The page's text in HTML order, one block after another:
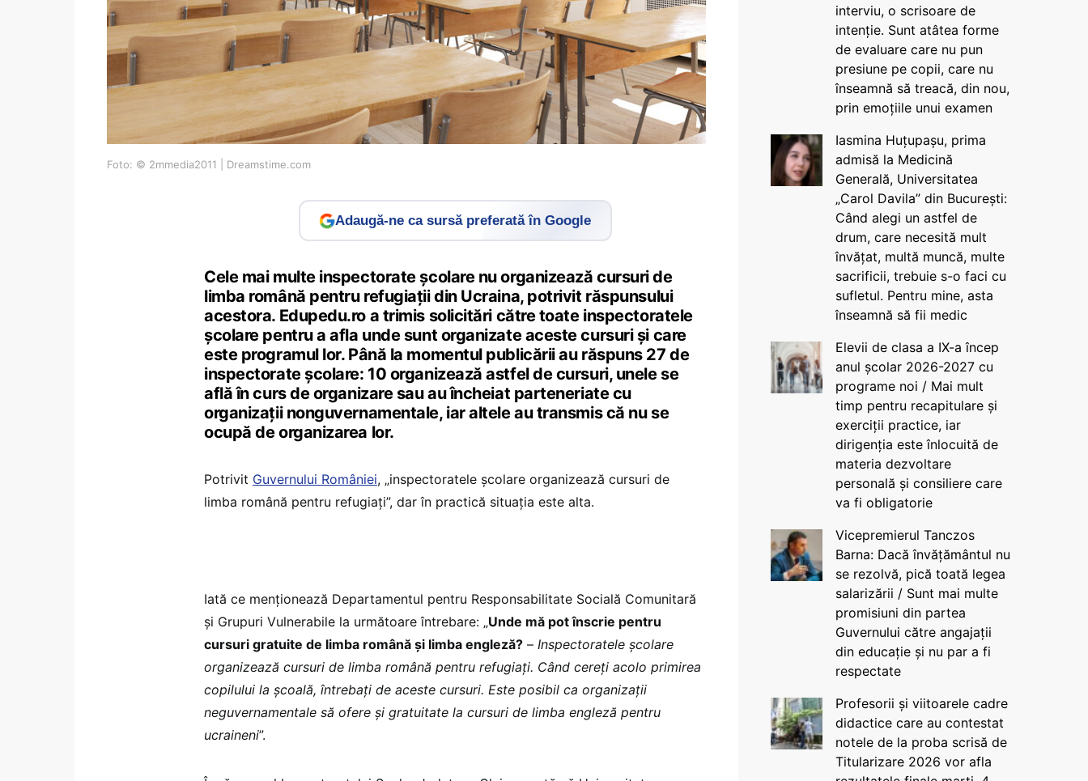
Foto: © 2mmedia2011 | Dreamstime.com
Adaugă-ne ca sursă preferată în Google
Cele mai multe inspectorate școlare nu organizează cursuri de
limba română pentru refugiații din Ucraina, potrivit răspunsului
acestora. Edupedu.ro a trimis solicitări către toate inspectoratele
școlare pentru a afla unde sunt organizate aceste cursuri și care
este programul lor. Până la momentul publicării au răspuns 27 de
inspectorate școlare: 10 organizează astfel de cursuri, unele se
află în curs de organizare sau au încheiat parteneriate cu
organizații nonguvernamentale, iar altele au transmis că nu se
ocupă de organizarea lor.
Potrivit Guvernului României, „inspectoratele școlare organizează cursuri de
limba română pentru refugiați”, dar în practică situația este alta.
Iată ce menționează Departamentul pentru Responsabilitate Socială Comunitară
și Grupuri Vulnerabile la următoare întrebare: „Unde mă pot înscrie pentru
cursuri gratuite de limba română și limba engleză? – Inspectoratele școlare
organizează cursuri de limba română pentru refugiați. Când cereți acolo primirea
copilului la școală, întrebați de aceste cursuri. Este posibil ca organizații
neguvernamentale să ofere și gratuitate la cursuri de limba engleză pentru
ucraineni”.
interviu, o scrisoare de
intenție. Sunt atâtea forme
de evaluare care nu pun
presiune pe copii, care nu
înseamnă să treacă, din nou,
prin emoțiile unui examen
Iasmina Huțupașu, prima
admisă la Medicină
Generală, Universitatea
„Carol Davila” din București:
Când alegi un astfel de
drum, care necesită mult
învățat, multă muncă, multe
sacrificii, trebuie s-o faci cu
sufletul. Pentru mine, asta
înseamnă să fii medic
Elevii de clasa a IX-a încep
anul școlar 2026-2027 cu
programe noi / Mai mult
timp pentru recapitulare și
exerciții practice, iar
dirigenția este înlocuită de
materia dezvoltare
personală și consiliere care
va fi obligatorie
Vicepremierul Tanczos
Barna: Dacă învățământul nu
se rezolvă, pică toată legea
salarizării / Sunt mai multe
promisiuni din partea
Guvernului către angajații
din educație și nu par a fi
respectate
Profesorii și viitoarele cadre
didactice care au contestat
notele de la proba scrisă de
Titularizare 2026 vor afla